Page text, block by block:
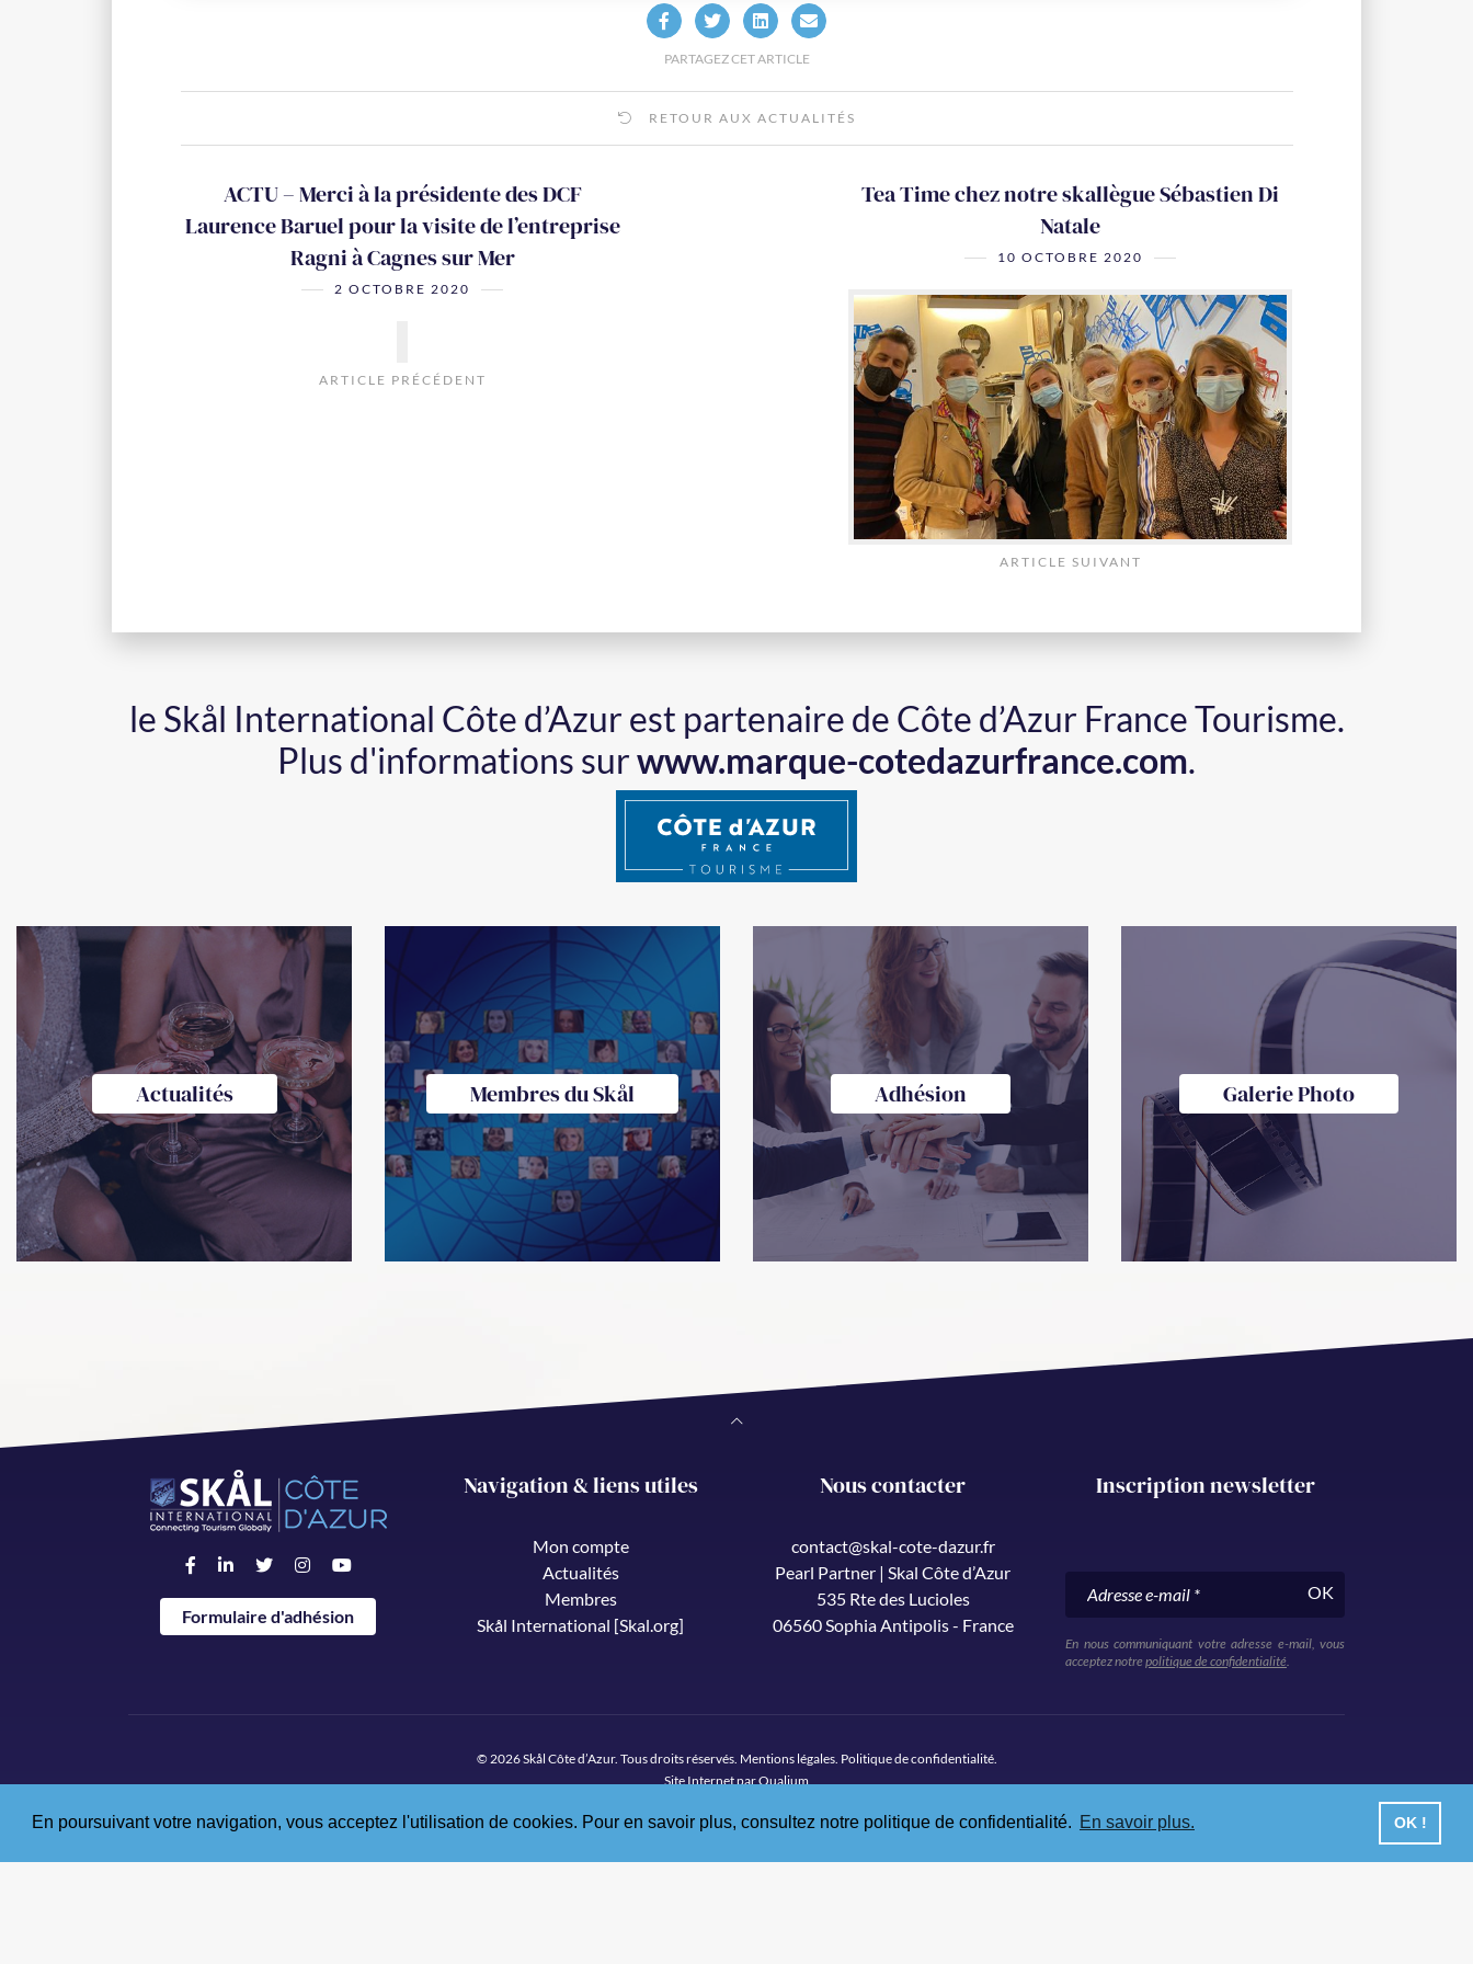
En poursuivant votre navigation, vous acceptez l'utilisation de cookies. Pour en savoir plus, consultez notre politique de confidentialité. En savoir plus. OK !
PARTAGEZ CET ARTICLE
RETOUR AUX ACTUALITÉS
ACTU – Merci à la présidente des DCF
Laurence Baruel pour la visite de l’entreprise
Ragni à Cagnes sur Mer
2 OCTOBRE 2020
ARTICLE PRÉCÉDENT
Tea Time chez notre skallègue Sébastien Di
Natale
10 OCTOBRE 2020
ARTICLE SUIVANT
le Skål International Côte d’Azur est partenaire de Côte d’Azur France Tourisme.
Plus d'informations surwww.marque-cotedazurfrance.com.
Actualités Membres du Skål Adhésion Galerie Photo
Formulaire d'adhésion
Navigation & liens utiles
Mon compte
Actualités
Membres
Skål International [Skal.org]
Nous contacter
contact@skal-cote-dazur.fr
Pearl Partner | Skal Côte d’Azur
535 Rte des Lucioles
06560 Sophia Antipolis - France
Inscription newsletter
OK
En nous communiquant votre adresse e-mail, vous
acceptez notre politique de confidentialité.
© 2026 Skål Côte d’Azur. Tous droits réservés. Mentions légales. Politique de confidentialité.
Site Internet par Qualium